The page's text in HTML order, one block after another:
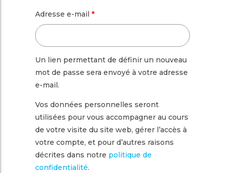
Adresse e-mail *Obligatoire
Un lien permettant de définir un nouveau
mot de passe sera envoyé à votre adresse
e-mail.
Vos données personnelles seront
utilisées pour vous accompagner au cours
de votre visite du site web, gérer l’accès à
votre compte, et pour d’autres raisons
décrites dans notre politique de
confidentialité.